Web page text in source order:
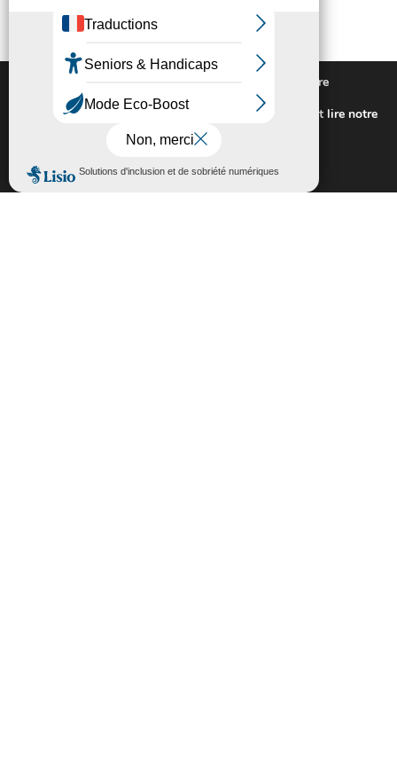
Nous utilisons des cookies pour vous offrir la meilleure
expérience sur notre site.
Pour connaitre les cookies utilisés ou les désactiver et lire notre
politique de confidentialité,
cliquez-ici
Accepter